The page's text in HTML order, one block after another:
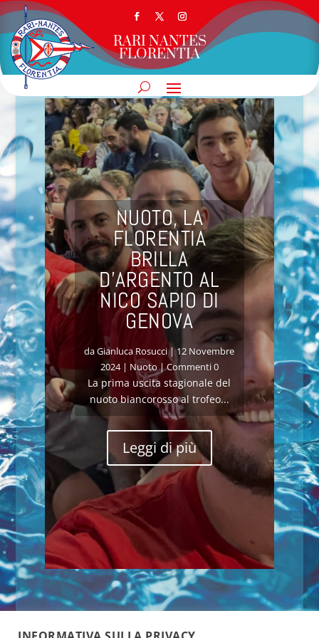
RARI NANTES
FLORENTIA
NUOTO, LA
FLORENTIA
BRILLA
D’ARGENTO AL
NICO SAPIO DI
GENOVA
daGianluca Rosucci|12 Novembre
2024| Nuoto| Commenti 0
La prima uscita stagionale del
nuoto biancorosso al trofeo...
Leggi di più